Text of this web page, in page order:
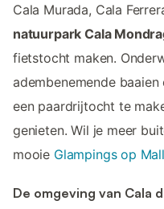
Cala Murada, Cala
natuurpark Cala
fietstocht maken.
adembenemende
een paardrijtocht te
genieten. Wil je meer
mooie Glampings op
De omgeving van Cala